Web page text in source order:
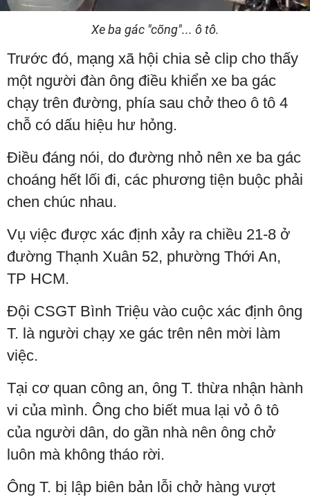
Xe ba gác "cõng"... ô tô.
Trước đó, mạng xã hội chia sẻ clip cho thấy
một người đàn ông điều khiển xe ba gác
chạy trên đường, phía sau chở theo ô tô 4
chỗ có dấu hiệu hư hỏng.
Điều đáng nói, do đường nhỏ nên xe ba gác
choáng hết lối đi, các phương tiện buộc phải
chen chúc nhau.
Vụ việc được xác định xảy ra chiều 21-8 ở
đường Thạnh Xuân 52, phường Thới An,
TP HCM.
Đội CSGT Bình Triệu vào cuộc xác định ông
T. là người chạy xe gác trên nên mời làm
việc.
Tại cơ quan công an, ông T. thừa nhận hành
vi của mình. Ông cho biết mua lại vỏ ô tô
của người dân, do gần nhà nên ông chở
luôn mà không tháo rời.
Ông T. bị lập biên bản lỗi chở hàng vượt